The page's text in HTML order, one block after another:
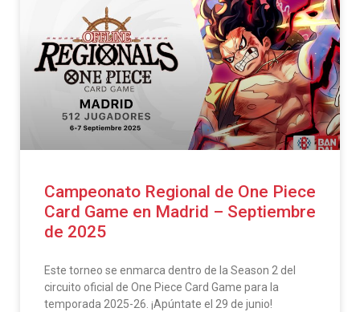
Campeonato Regional de One Piece
Card Game en Madrid – Septiembre
de 2025
Este torneo se enmarca dentro de la Season 2 del
circuito oficial de One Piece Card Game para la
temporada 2025-26. ¡Apúntate el 29 de junio!